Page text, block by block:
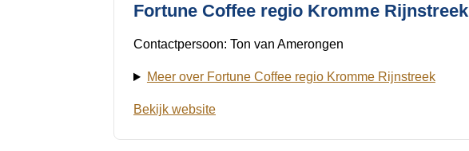
Fortune Coffee regio Kromme Rijnstreek
Contactpersoon: Ton van Amerongen
Meer over Fortune Coffee regio Kromme Rijnstreek
Bekijk website